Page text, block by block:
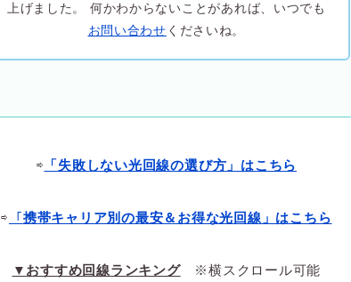
上げました。 何かわからないことがあれば、いつでも
お問い合わせ くださいね。
⇨ 「失敗しない光回線の選び方」はこちら
⇨ 「携帯キャリア別の最安＆お得な光回線」はこちら
▼ おすすめ回線ランキング※横スクロール可能